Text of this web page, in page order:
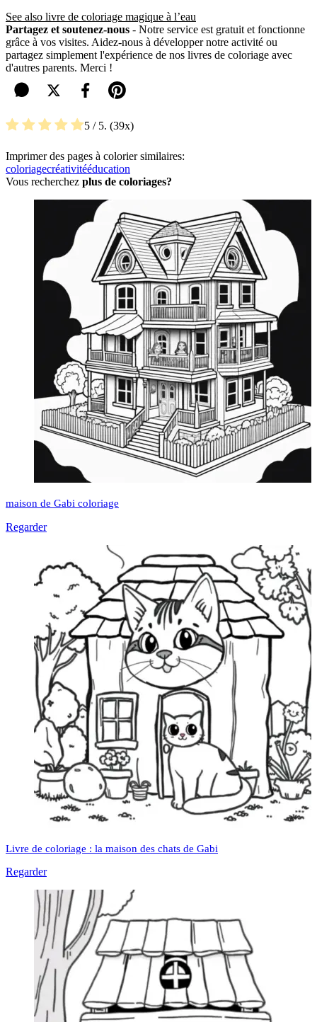
See also livre de coloriage magique à l’eau
Partagez et soutenez-nous - Notre service est gratuit et fonctionne
grâce à vos visites. Aidez-nous à développer notre activité ou
partagez simplement l'expérience de nos livres de coloriage avec
d'autres parents. Merci !
5 / 5. 39
Imprimer des pages à colorier similaires:
coloriagecréativitééducation
Vous recherchez plus de coloriages?
maison de Gabi coloriage
Regarder
Livre de coloriage : la maison des chats de Gabi
Regarder